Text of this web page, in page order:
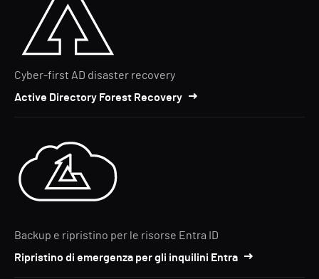
Cyber-first AD disaster recovery
Active Directory Forest Recovery
Backup e ripristino per le risorse Entra ID
Ripristino di emergenza per gli inquilini Entra